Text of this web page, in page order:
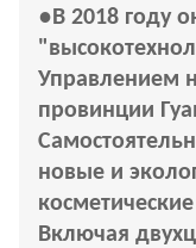
● В 2018 году
Управлением
провинции
новые и
Включая